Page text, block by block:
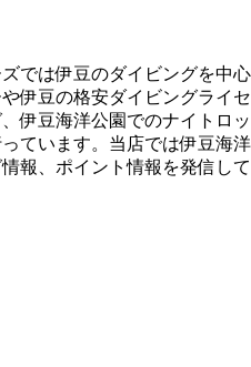
では伊豆のダイビングを中心
伊豆の格安ダイビングライセ
伊豆海洋公園でのナイトロッ
ています。当店では伊豆海洋
報、ポイント情報を発信して